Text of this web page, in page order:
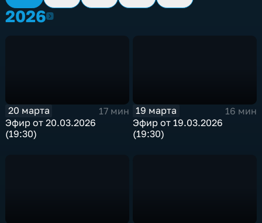
20262026
20 марта
17 мин
Эфир от 20.03.2026
(19:30)
19 марта
16 мин
Эфир от 19.03.2026
(19:30)